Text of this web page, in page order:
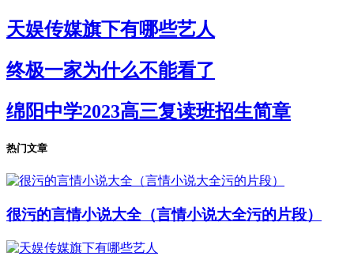
天娱传媒旗下有哪些艺人
终极一家为什么不能看了
绵阳中学2023高三复读班招生简章
热门文章
很污的言情小说大全（言情小说大全污的片段）